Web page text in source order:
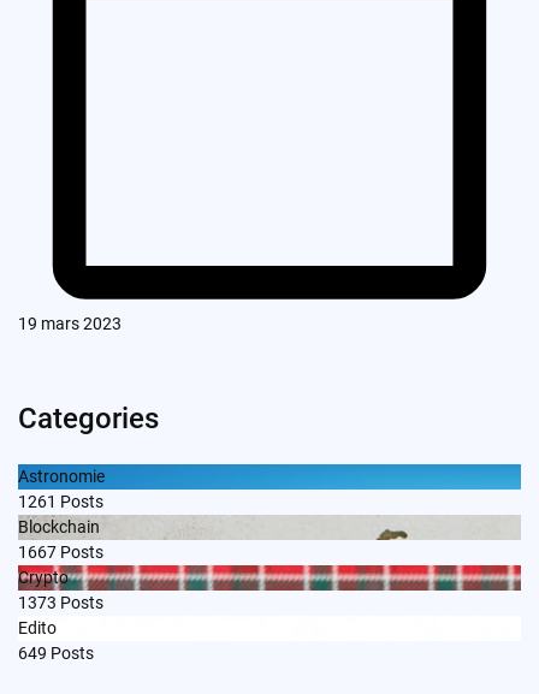
19 mars 2023
Categories
Astronomie
1261 Posts
Blockchain
1667 Posts
Crypto
1373 Posts
Edito
649 Posts